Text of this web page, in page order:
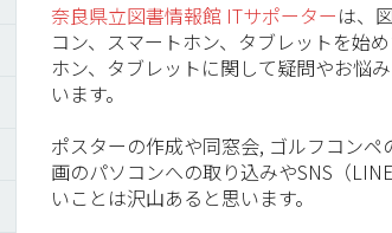
奈良県立図書情報館 ITサポーターは、
コン、スマートホン、タブレットを始
ホン、タブレットに関して疑問やお悩
います。
ポスターの作成や同窓会, ゴルフコン
画のパソコンへの取り込みやSNS（
いことは沢山あると思います。